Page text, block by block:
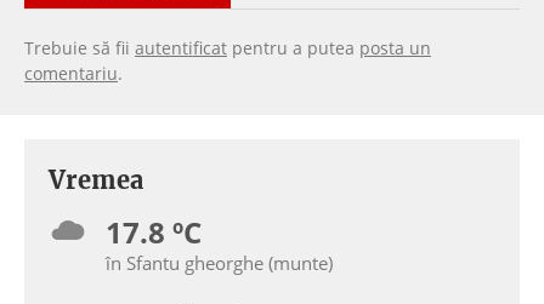
Trebuie să fii autentificat pentru a putea posta un
comentariu.
Vremea
17.8 ºC
în Sfantu gheorghe (munte)